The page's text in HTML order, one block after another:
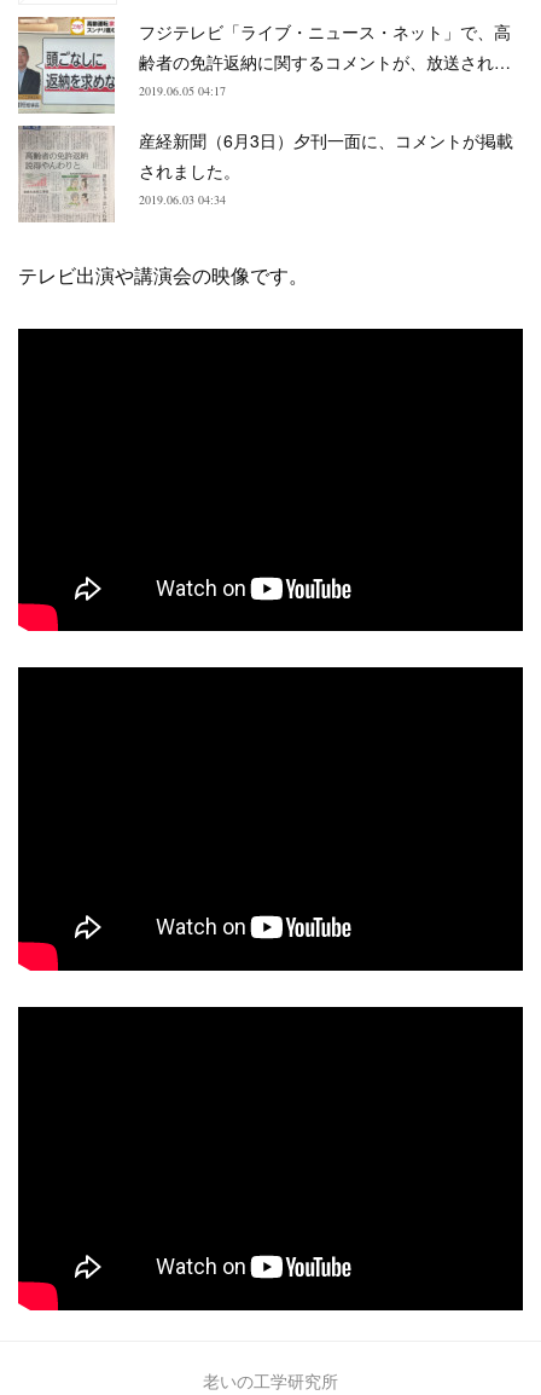
フジテレビ「ライブ・ニュース・ネット」で、高
齢者の免許返納に関するコメントが、放送され…
2019.06.05 04:17
産経新聞（6月3日）夕刊一面に、コメントが掲載
されました。
2019.06.03 04:34
テレビ出演や講演会の映像です。
老いの工学研究所